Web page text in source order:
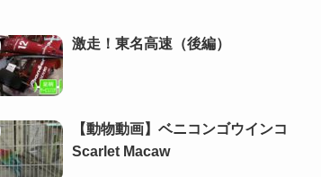
激走！東名高速（後編）
【動物動画】ベニコンゴウインコ
Scarlet Macaw